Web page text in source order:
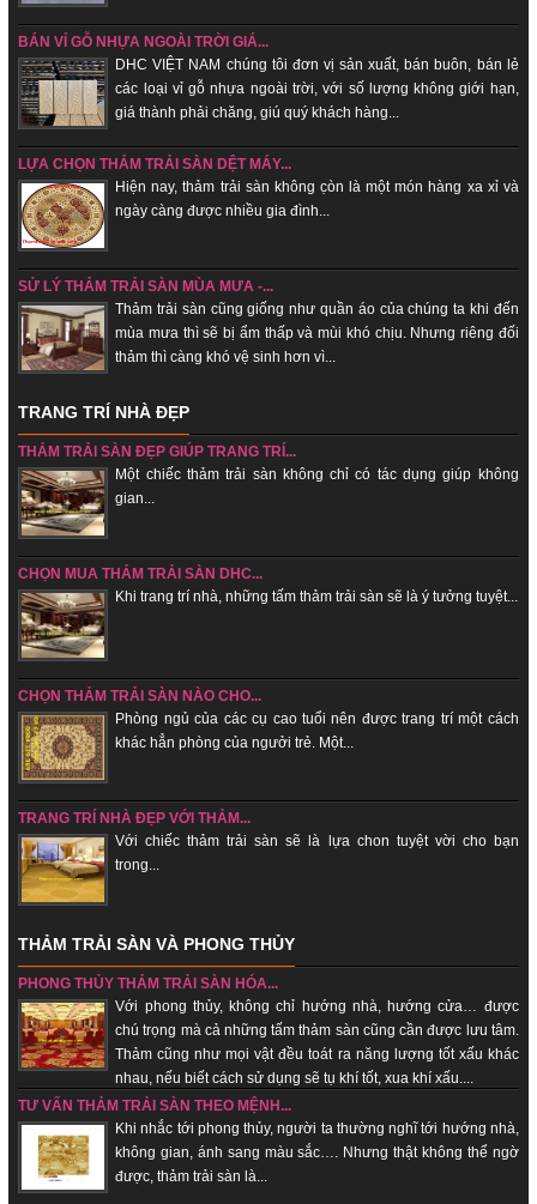
BÁN VỈ GỖ NHỰA NGOÀI TRỜI GIÁ...
DHC VIỆT NAM chúng tôi đơn vị sản xuất, bán buôn, bán lẻ
các loại vỉ gỗ nhựa ngoài trời, với số lượng không giới hạn,
giá thành phải chăng, giú quý khách hàng...
LỰA CHỌN THẢM TRẢI SÀN DỆT MÁY...
Hiện nay, thảm trải sàn không c̣òn là một món hàng xa xỉ và
ngày càng được nhiều gia đình...
SỬ LÝ THẢM TRẢI SÀN MÙA MƯA -...
Thảm trải sàn cũng giống như quần áo của chúng ta khi đến
mùa mưa thì sẽ bị ẩm thấp và mùi khó chịu. Nhưng riêng đối
thảm thì càng khó vệ sinh hơn vì...
TRANG TRÍ NHÀ ĐẸP
THẢM TRẢI SÀN ĐẸP GIÚP TRANG TRÍ...
Một chiếc thảm trải sàn không chỉ có tác dụng giúp không
gian...
CHỌN MUA THẢM TRẢI SÀN DHC...
Khi trang trí nhà, những tấm thảm trải sàn sẽ là ý tưởng tuyệt...
CHỌN THẢM TRẢI SÀN NÀO CHO...
Phòng ngủ của các cụ cao tuổi nên được trang trí một cách
khác hẳn phòng của ngưởi trẻ. Một...
TRANG TRÍ NHÀ ĐẸP VỚI THẢM...
Với chiếc thảm trải sàn sẽ là lựa chon tuyệt vời cho bạn
trong...
THẢM TRẢI SÀN VÀ PHONG THỦY
PHONG THỦY THẢM TRẢI SÀN HÓA...
Với phong thủy, không chỉ hướng nhà, hướng cửa… được
chú trọng mà cả những tấm thảm sàn cũng cần được lưu tâm.
Thảm cũng như mọi vật đều toát ra năng lượng tốt xấu khác
nhau, nếu biết cách sử dụng sẽ tụ khí tốt, xua khí xấu....
TƯ VẤN THẢM TRẢI SÀN THEO MỆNH...
Khi nhắc tới phong thủy, người ta thường nghĩ tới hướng nhà,
không gian, ánh sang màu sắc…. Nhưng thật không thể ngờ
được, thảm trải sàn là...